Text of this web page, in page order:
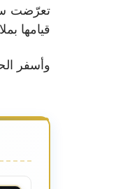
قيامها
وأسفر